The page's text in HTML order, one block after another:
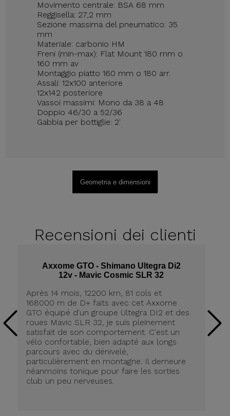
Movimento centrale: BSA 68 mm
Reggisella: 27,2 mm
Sezione massima del pneumatico: 35
mm
Materiale: carbonio HM
Freni (min-max): Flat Mount 180 mm o
160 mm av
Montaggio piatto 160 mm o 180 arr.
Assali: 12x100 anteriore
12x142 posteriore
Vassoi massimi: Mono da 38 a 48
Doppio 46/30 a 52/36
Gabbia per bottiglie: 2'
Geometria e dimensioni
Recensioni dei clienti
Axxome GTO - Shimano Ultegra Di2
12v - Mavic Cosmic SLR 32
Après 14 mois, 12200 km, 81 cols et
168000 m de D+ faits avec cet Axxome
GTO équipé d'un groupe Ultegra DI2 et des
roues Mavic SLR 32, je suis pleinement
satisfait de son comportement. C'est un
vélo confortable, bien adapté aux longs
parcours avec du dénivelé,
particulièrement en montagne. Il demeure
néanmoins tonique pour faire les sorties
club un peu nerveuses.